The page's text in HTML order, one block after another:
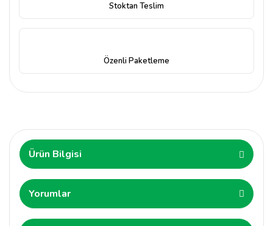
Stoktan Teslim
Özenli Paketleme
Ürün Bilgisi
Yorumlar